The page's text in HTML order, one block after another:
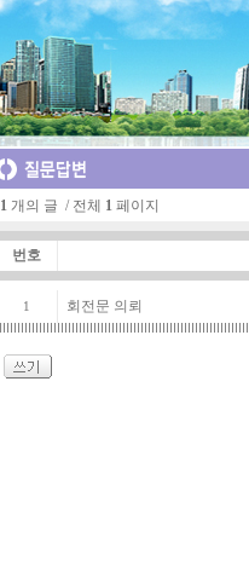
1개의 글 / 전체 1페이지
번호
1 회전문 의뢰